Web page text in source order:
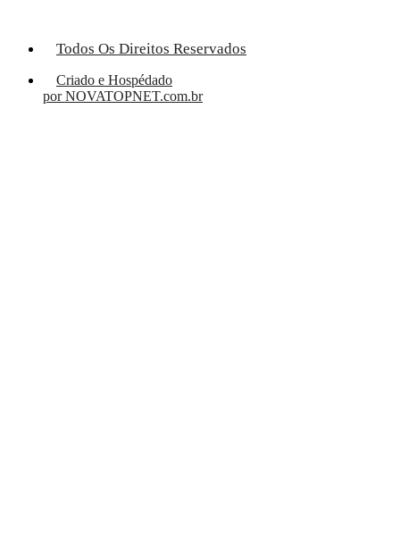
Todos Os Direitos Reservados
Criado e Hospédado
por NOVATOPNET.com.br